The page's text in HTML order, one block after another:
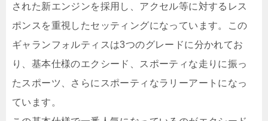
された新エンジンを採用し、アクセル等に対するレス
ポンスを重視したセッティングになっています。この
ギャランフォルティスは3つのグレードに分かれてお
り、基本仕様のエクシード、スポーティな走りに振っ
たスポーツ、さらにスポーティなラリーアートになっ
ています。